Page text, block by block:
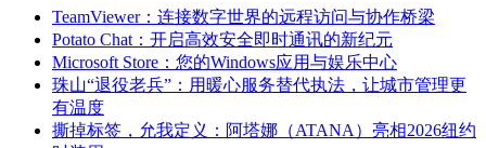
TeamViewer：连接数字世界的远程访问与协作桥梁
Potato Chat：开启高效安全即时通讯的新纪元
Microsoft Store：您的Windows应用与娱乐中心
珠山“退役老兵”：用暖心服务替代执法，让城市管理更
有温度
撕掉标签，允我定义：阿塔娜（ATANA）亮相2026纽约